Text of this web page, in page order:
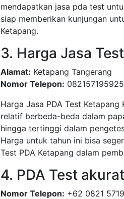
mendapatkan jasa pda test
siap memberikan kunjungan
Ketapang.
3. Harga Jasa
Alamat: Ketapang Tangerang
Nomor Telepon: 082157195925
Harga Jasa PDA Test
relatif berbeda-beda dalam
hingga tertinggi dalam
Harga untuk tahun ini bisa
Test PDA Ketapang dalam
4. PDA Test
Nomor Telepon: +62 0821